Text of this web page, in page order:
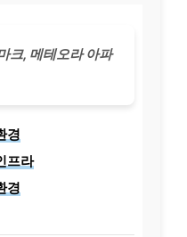
크, 메테오라 아파
경
프라
경